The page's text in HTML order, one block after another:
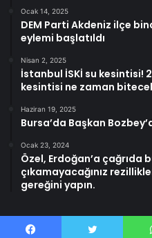
Ocak 14, 2025
DEM Parti Akdeniz ilçe
eylemi başlatıldı
Nisan 2, 2025
İstanbul İSKİ su kesintisi!
kesintisi ne zaman
Haziran 19, 2025
Bursa’da Başkan
Ocak 23, 2024
Özel, Erdoğan’a çağrıda
çıkamayacağınız
gereğini yapın.